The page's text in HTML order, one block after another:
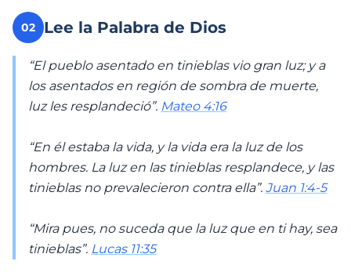
02 Lee la Palabra de Dios
“El pueblo asentado en tinieblas vio gran luz; y a
los asentados en región de sombra de muerte,
luz les resplandeció”. Mateo 4:16
“En él estaba la vida, y la vida era la luz de los
hombres. La luz en las tinieblas resplandece, y las
tinieblas no prevalecieron contra ella”. Juan 1:4-5
“Mira pues, no suceda que la luz que en ti hay, sea
tinieblas”. Lucas 11:35